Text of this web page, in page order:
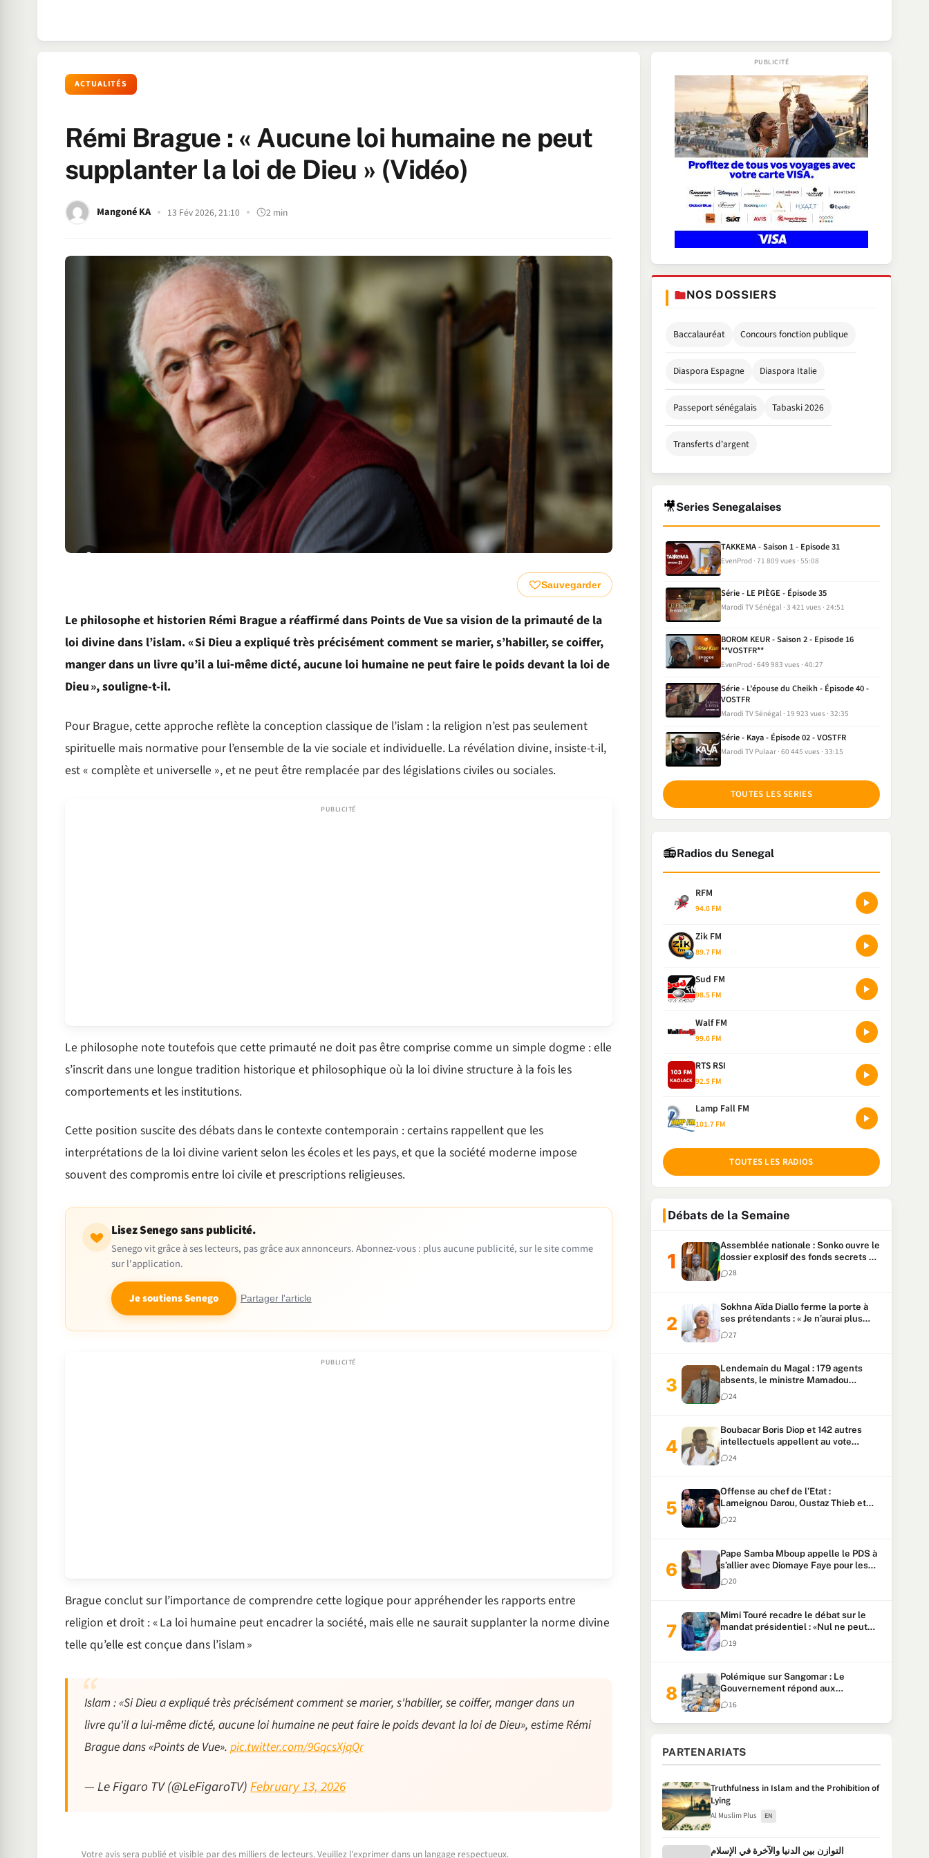
ACTUALITÉS
Rémi Brague : « Aucune loi humaine ne peut
supplanter la loi de Dieu » (Vidéo)
Mangoné KA 13 Fév 2026, 21:10 2 min
Sauvegarder
Le philosophe et historien Rémi Brague a réaffirmé dans Points de Vue sa vision de la primauté de la
loi divine dans l’islam. « Si Dieu a expliqué très précisément comment se marier, s’habiller, se coiffer,
manger dans un livre qu’il a lui‑même dicté, aucune loi humaine ne peut faire le poids devant la loi de
Dieu », souligne-t-il.
Pour Brague, cette approche reflète la conception classique de l’islam : la religion n’est pas seulement
spirituelle mais normative pour l’ensemble de la vie sociale et individuelle. La révélation divine, insiste-t-il,
est « complète et universelle », et ne peut être remplacée par des législations civiles ou sociales.
Le philosophe note toutefois que cette primauté ne doit pas être comprise comme un simple dogme : elle
s’inscrit dans une longue tradition historique et philosophique où la loi divine structure à la fois les
comportements et les institutions.
Cette position suscite des débats dans le contexte contemporain : certains rappellent que les
interprétations de la loi divine varient selon les écoles et les pays, et que la société moderne impose
souvent des compromis entre loi civile et prescriptions religieuses.
Lisez Senego sans publicité.
Senego vit grâce à ses lecteurs, pas grâce aux annonceurs. Abonnez-vous : plus aucune publicité, sur le site comme
sur l'application.
Je soutiens Senego Partager l'article
Brague conclut sur l’importance de comprendre cette logique pour appréhender les rapports entre
religion et droit : « La loi humaine peut encadrer la société, mais elle ne saurait supplanter la norme divine
telle qu’elle est conçue dans l’islam »
Islam : «Si Dieu a expliqué très précisément comment se marier, s'habiller, se coiffer, manger dans un
livre qu'il a lui-même dicté, aucune loi humaine ne peut faire le poids devant la loi de Dieu», estime Rémi
Brague dans «Points de Vue». pic.twitter.com/9GqcsXjqQr
— Le Figaro TV (@LeFigaroTV)February 13, 2026
Votre avis sera publié et visible par des milliers de lecteurs. Veuillez l'exprimer dans un langage respectueux.
NOS DOSSIERS
Baccalauréat Concours fonction publique
Diaspora Espagne Diaspora Italie
Passeport sénégalais Tabaski 2026
Transferts d'argent
🎥Series Senegalaises
TAKKEMA - Saison 1 - Episode 31
EvenProd 71 809 vues 55:08
Série - LE PIÈGE - Épisode 35
Marodi TV Sénégal 3 421 vues 24:51
BOROM KEUR - Saison 2 - Episode 16
**VOSTFR**
EvenProd 649 983 vues 40:27
Série - L'épouse du Cheikh - Épisode 40 -
VOSTFR
Marodi TV Sénégal 19 923 vues 32:35
Série - Kaya - Épisode 02 - VOSTFR
Marodi TV Pulaar 60 445 vues 33:15
TOUTES LES SERIES
📻Radios du Senegal
RFM
94.0 FM
Zik FM
89.7 FM
Sud FM
98.5 FM
Walf FM
99.0 FM
RTS RSI
92.5 FM
Lamp Fall FM
101.7 FM
TOUTES LES RADIOS
Débats de la Semaine
Assemblée nationale : Sonko ouvre le
dossier explosif des fonds secrets et
du patrimoine présidentiel
28
Sokhna Aïda Diallo ferme la porte à
ses prétendants : « Je n’aurai plus
jamais un autre mari »
27
Lendemain du Magal : 179 agents
absents, le ministre Mamadou
Lamine Dianté exige des explications
24
Boubacar Boris Diop et 142 autres
intellectuels appellent au vote
urgent de la révision
constitutionnelle
24
Offense au chef de l’Etat :
Lameignou Darou, Oustaz Thieb et
Ndiaye Touba lourdement
condamnés
22
Pape Samba Mboup appelle le PDS à
s’allier avec Diomaye Faye pour les
locales et tacle Sonko
20
Mimi Touré recadre le débat sur le
mandat présidentiel : «Nul ne peut
faire plus de deux mandats
consécutifs de 5 ans»
19
Polémique sur Sangomar : Le
Gouvernement répond aux
accusations et clarifie le partage des
milliards
16
PARTENARIATS
Truthfulness in Islam and the Prohibition of
Lying
Al Muslim Plus EN
التوازن بين الدنيا والآخرة في الإسلام